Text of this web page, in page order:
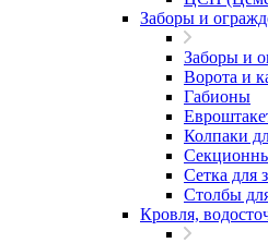
Заборы и
Заборы и
Ворота и
Габионы
Колпаки
Сетка для
Столбы
Кровля,